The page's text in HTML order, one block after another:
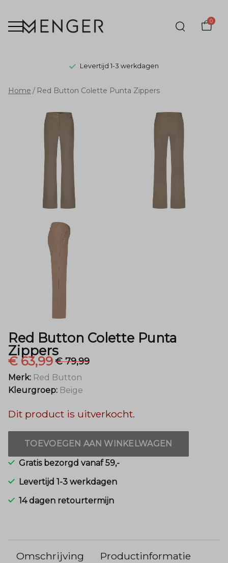
0
Levertijd 1-3 werkdagen
Red
Button
Colette
Punta
Zippers
Menger
Mode
Home Red Button Colette Punta Zippers
Red Button Colette Punta
Zippers
€ 63,99€ 79,99
Merk: Red Button
Kleurgroep: Beige
Dit product is uitverkocht.
TOEVOEGEN AAN WINKELWAGEN
Gratis bezorgd vanaf 59,-
Levertijd 1-3 werkdagen
14 dagen retourtermijn
Omschrijving Productinformatie